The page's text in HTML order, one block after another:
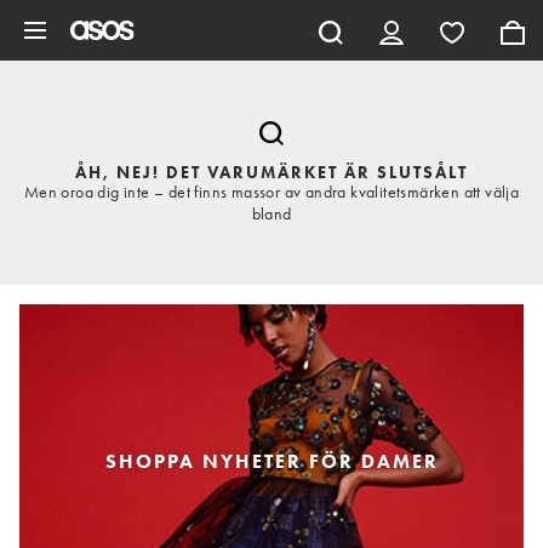
ÅH, NEJ! DET VARUMÄRKET ÄR SLUTSÅLT
Men oroa dig inte – det finns massor av andra kvalitetsmärken att välja
bland
SHOPPA NYHETER FÖR DAMER